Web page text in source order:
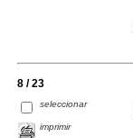
8 / 23
seleccionar
imprimir